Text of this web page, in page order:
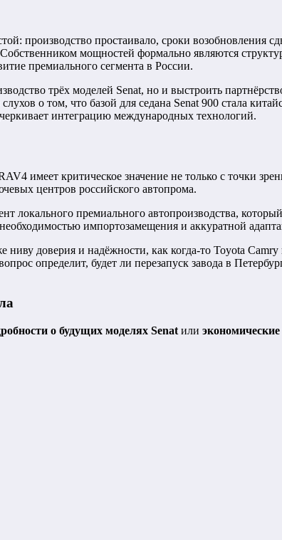
производство простаивало, сроки возобновления
Собственником мощностей формально являются
премиального сегмента в России.
трёх моделей Senat, но и выстроить
о том, что базой для седана Senat 900 стала
интеграцию международных технологий.
имеет критическое значение не только с точки
центров российского автопрома.
локального премиального автопроизводства,
импортозамещения и аккуратной
ниву доверия и надёжности, как когда-то Toyota
определит, будет ли перезапуск завода в
о будущих моделях Senat или